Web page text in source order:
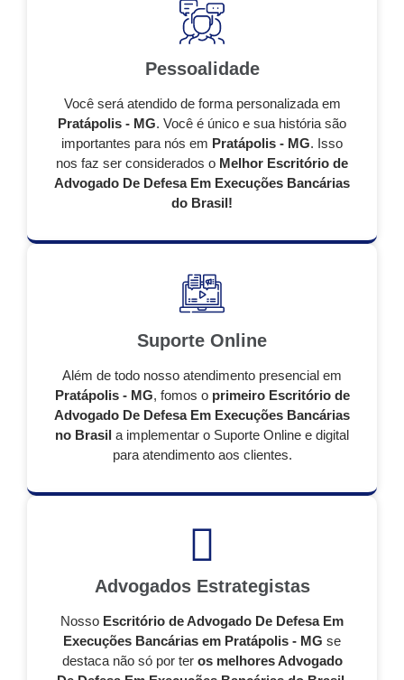
Pessoalidade
Você será atendido de forma personalizada em
Pratápolis - MG. Você é único e sua história são
importantes para nós em Pratápolis - MG. Isso
nos faz ser considerados o Melhor Escritório de
Advogado De Defesa Em Execuções Bancárias
do Brasil!
Suporte Online
Além de todo nosso atendimento presencial em
Pratápolis - MG, fomos o primeiro Escritório de
Advogado De Defesa Em Execuções Bancárias
no Brasil a implementar o Suporte Online e digital
para atendimento aos clientes.
Advogados Estrategistas
Nosso Escritório de Advogado De Defesa Em
Execuções Bancárias em Pratápolis - MG se
destaca não só por ter os melhores Advogado